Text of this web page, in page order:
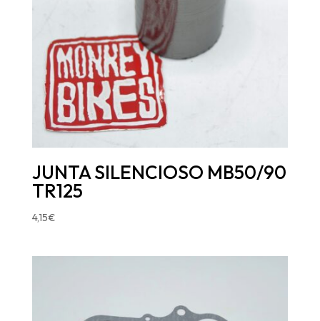
JUNTA SILENCIOSO MB50/90
TR125
4,15€